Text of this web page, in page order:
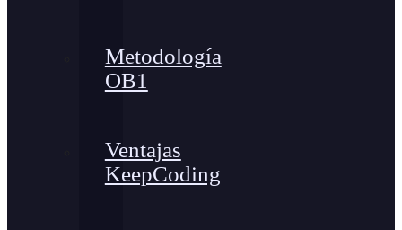
Metodología
OB1
Ventajas
KeepCoding